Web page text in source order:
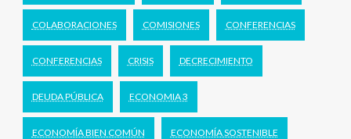
COLABORACIONES COMISIONES CONFERENCIAS
CONFERENCIAS CRISIS DECRECIMIENTO
DEUDA PÚBLICA ECONOMIA 3
ECONOMÍA BIEN COMÚN ECONOMÍA SOSTENIBLE